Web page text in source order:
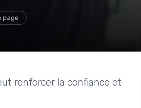
page
renforcer la confiance et